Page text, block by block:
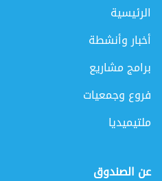
الرئيسية
أخبار وأنشطة
برامج مشاريع
فروع وجمعيات
ملتيميديا
عن الصندوق